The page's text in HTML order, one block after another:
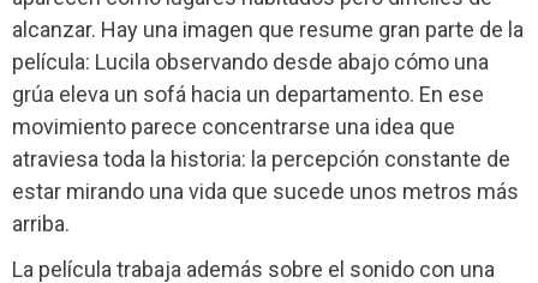
alcanzar. Hay una imagen que resume gran parte de la
película: Lucila observando desde abajo cómo una
grúa eleva un sofá hacia un departamento. En ese
movimiento parece concentrarse una idea que
atraviesa toda la historia: la percepción constante de
estar mirando una vida que sucede unos metros más
arriba.
La película trabaja además sobre el sonido con una